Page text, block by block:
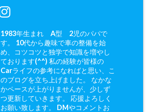
1983年生まれ A型 2児のパパで
す。 10代から趣味で車の整備を始
め、コツコツと独学で知識を増やし
ております(^^) 私の経験が皆様の
Carライフの参考になればと思い、こ
のブログを立ち上げました。 なかな
かペースが上がりませんが、少しず
つ更新していきます。 応援よろしく
お願い致します。 DMやコメントお